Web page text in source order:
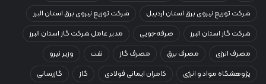
شرکت توزیع نیروی برق استان اردبیل
شرکت توزیع نیروی برق استان البرز
شرکت گاز استان البرز
صرفه‌جویی
مدیر عامل شرکت گاز استان البرز
مصرف انرژی
مصرف برق مصرف گاز نفت
وزیر نیرو
پژوهشگاه مواد و انرژی
کامران ایمانی فولادی گاز گازرسانی